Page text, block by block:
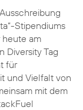
Stipendiums
am
Diversity Tag
für
und Vielfalt von
mit dem